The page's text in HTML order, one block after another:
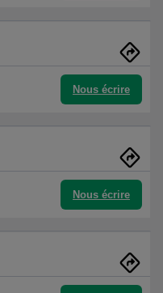
Nous écrire
Nous écrire